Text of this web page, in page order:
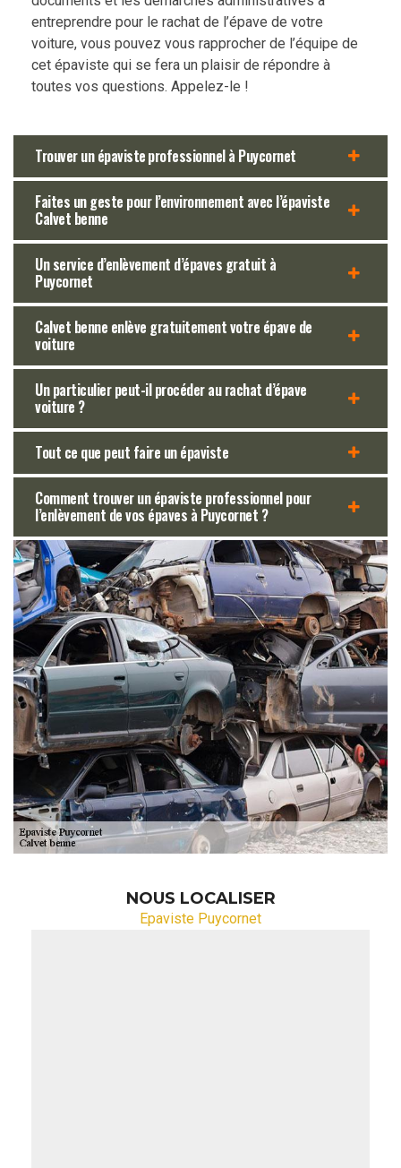
entreprendre pour le rachat de l’épave de votre
voiture, vous pouvez vous rapprocher de l’équipe de
cet épaviste qui se fera un plaisir de répondre à
toutes vos questions. Appelez-le !
Trouver un épaviste professionnel à Puycornet
Faites un geste pour l’environnement avec l’épaviste
Calvet benne
Un service d’enlèvement d’épaves gratuit à
Puycornet
Calvet benne enlève gratuitement votre épave de
voiture
Un particulier peut-il procéder au rachat d’épave
voiture ?
Tout ce que peut faire un épaviste
Comment trouver un épaviste professionnel pour
l’enlèvement de vos épaves à Puycornet ?
NOUS LOCALISER
Epaviste Puycornet